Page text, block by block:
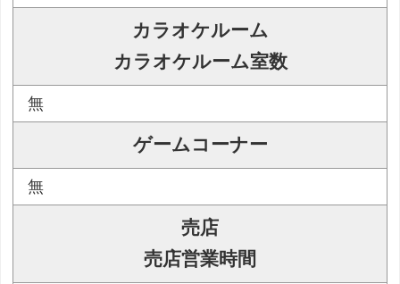
カラオケルーム
カラオケルーム室数
無
ゲームコーナー
無
売店
売店営業時間